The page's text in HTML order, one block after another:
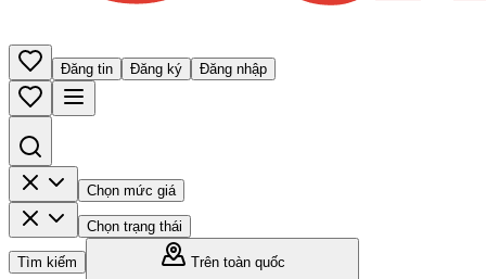
Đăng tin Đăng ký Đăng nhập
Chọn mức giá
Chọn trạng thái
Tìm kiếm
Trên toàn quốc